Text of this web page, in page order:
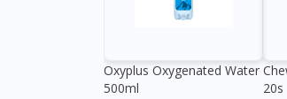
Oxyplus Oxygenated Water
500ml
20s